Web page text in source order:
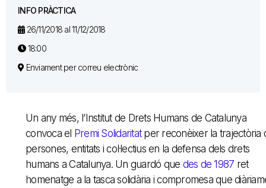
INFO PRÀCTICA
26/11/2018 al 11/12/2018
18:00
Enviament per correu electrònic
Un any més, l’Institut de Drets Humans de Catalunya
convoca el Premi Solidaritatper reconèixer la trajectòria
persones, entitats i col·lectius en la defensa dels drets
humans a Catalunya. Un guardó que des de 1987 ret
homenatge a la tasca solidària i compromesa que